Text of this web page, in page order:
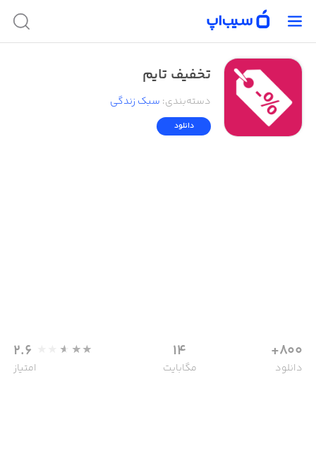
تخفیف تایم
دسته‌بندی: سبک زندگی
دانلود
800+
دانلود
14
مگابایت
2.6
امتیاز